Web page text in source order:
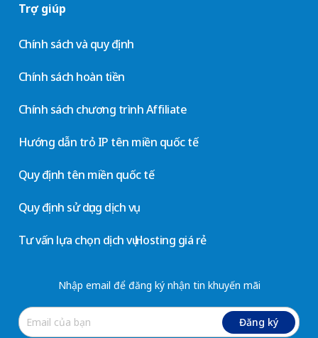
Trợ giúp
Chính sách và quy định
Chính sách hoàn tiền
Chính sách chương trình Affiliate
Hướng dẫn trỏ IP tên miền quốc tế
Quy định tên miền quốc tế
Quy định sử dụng dịch vụ
Tư vấn lựa chọn dịch vụ Hosting giá rẻ
Nhập email để đăng ký nhận tin khuyến mãi
Đăng ký